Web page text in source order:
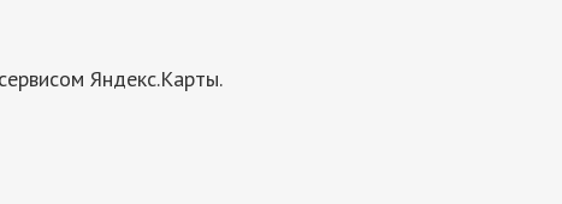
Яндекс.Карты.